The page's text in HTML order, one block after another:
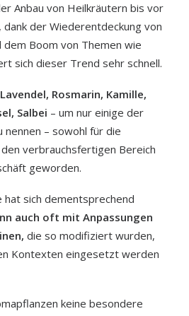
Anbau von Heilkräutern bis vor
der Wiederentdeckung von
dem Boom von Themen wie
sich dieser Trend sehr schnell.
Lavendel, Rosmarin, Kamille,
Salbei – um nur einige der
– sowohl für die
verbrauchsfertigen Bereich
geworden.
hat sich dementsprechend
auch oft mit Anpassungen
die so modifiziert wurden,
Kontexten eingesetzt werden
keine besondere